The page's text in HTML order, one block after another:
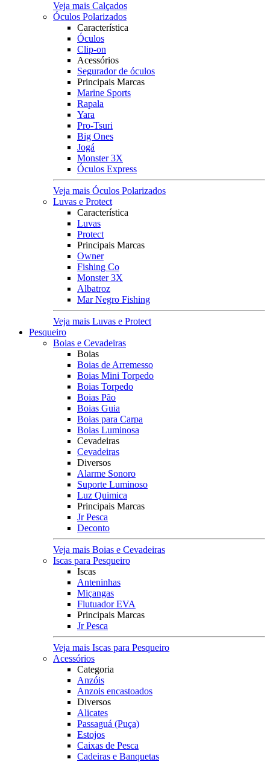
Veja mais Calçados
Óculos Polarizados
Característica
Óculos
Clip-on
Acessórios
Segurador de óculos
Principais Marcas
Marine Sports
Rapala
Yara
Pro-Tsuri
Big Ones
Jogá
Monster 3X
Óculos Express
Veja mais Óculos Polarizados
Luvas e Protect
Característica
Luvas
Protect
Principais Marcas
Owner
Fishing Co
Monster 3X
Albatroz
Mar Negro Fishing
Veja mais Luvas e Protect
Pesqueiro
Boias e Cevadeiras
Boias
Boias de Arremesso
Boias Mini Torpedo
Boias Torpedo
Boias Pão
Boias Guia
Boias para Carpa
Boias Luminosa
Cevadeiras
Cevadeiras
Diversos
Alarme Sonoro
Suporte Luminoso
Luz Quimica
Principais Marcas
Jr Pesca
Deconto
Veja mais Boias e Cevadeiras
Iscas para Pesqueiro
Iscas
Anteninhas
Miçangas
Flutuador EVA
Principais Marcas
Jr Pesca
Veja mais Iscas para Pesqueiro
Acessórios
Categoria
Anzóis
Anzois encastoados
Diversos
Alicates
Passaguá (Puça)
Estojos
Caixas de Pesca
Cadeiras e Banquetas